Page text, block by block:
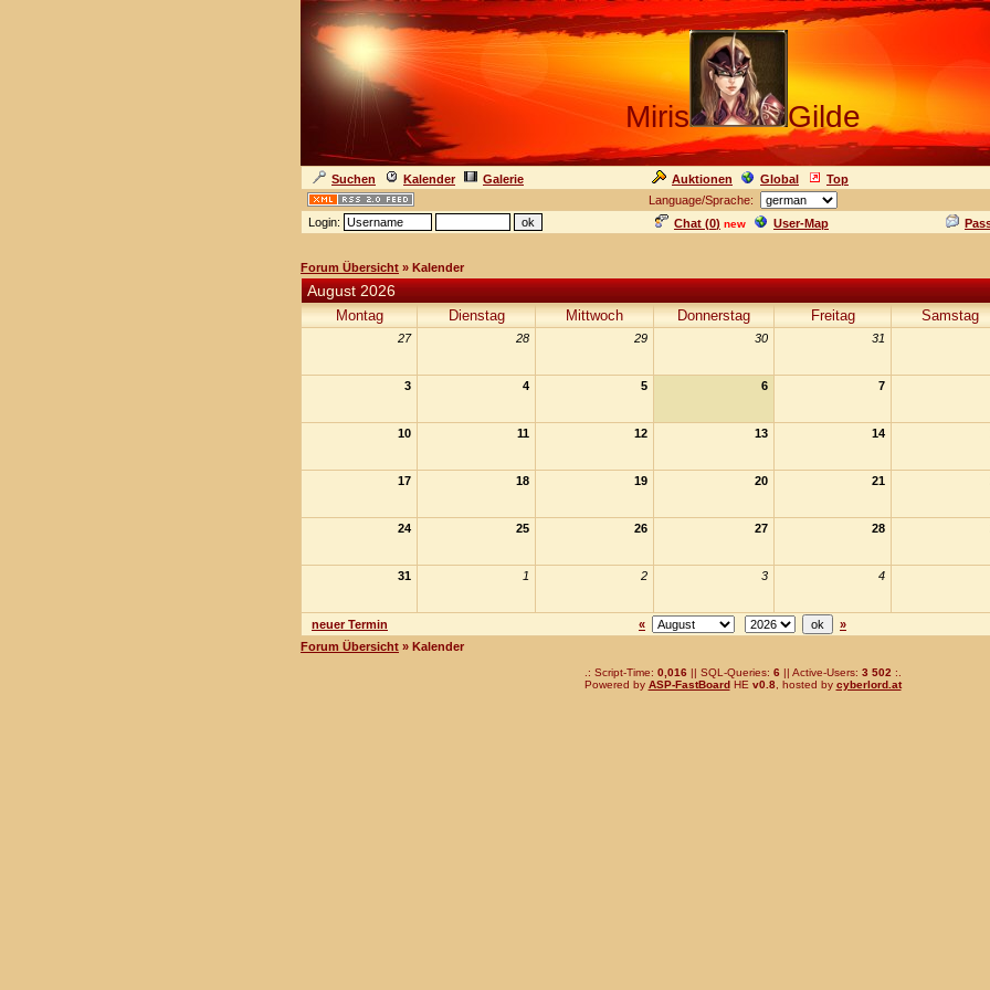
Miris Gilde
Suchen Kalender Galerie Auktionen Global Top
Language/Sprache:
Login:
Chat (0) new User-Map
Forum Übersicht » Kalender
August 2026
Montag Dienstag Mittwoch Donnerstag Freitag Samstag
27 28 29 30 31
3 4 5 6 7
10 11 12 13 14
17 18 19 20 21
24 25 26 27 28
31 1 2 3 4
neuer Termin «
»
Forum Übersicht » Kalender
.: Script-Time: 0,016|| SQL-Queries: 6|| Active-Users: 3 502 :.
Powered by ASP-FastBoardHE v0.8, hosted by cyberlord.at